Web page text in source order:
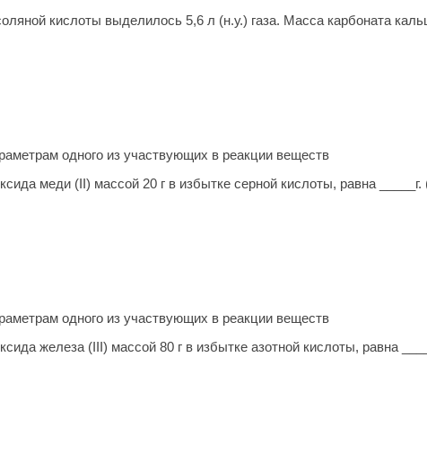
кислоты выделилось 5,6 л (н.у.) газа. Масса карбоната
одного из участ­ву­ю­щих в ре­ак­ции веществ
меди (II) массой 20 г в избытке серной кислоты, равна
одного из участ­ву­ю­щих в ре­ак­ции веществ
железа (III) массой 80 г в избытке азотной кислоты, равна